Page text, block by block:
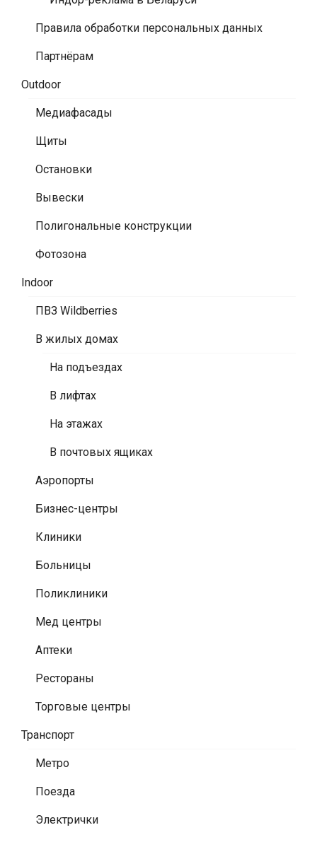
Правила обработки персональных данных
Партнёрам
Outdoor
Медиафасады
Щиты
Остановки
Вывески
Полигональные конструкции
Фотозона
Indoor
ПВЗ Wildberries
В жилых домах
На подъездах
В лифтах
На этажах
В почтовых ящиках
Аэропорты
Бизнес-центры
Клиники
Больницы
Поликлиники
Мед центры
Аптеки
Рестораны
Торговые центры
Транспорт
Метро
Поезда
Электрички